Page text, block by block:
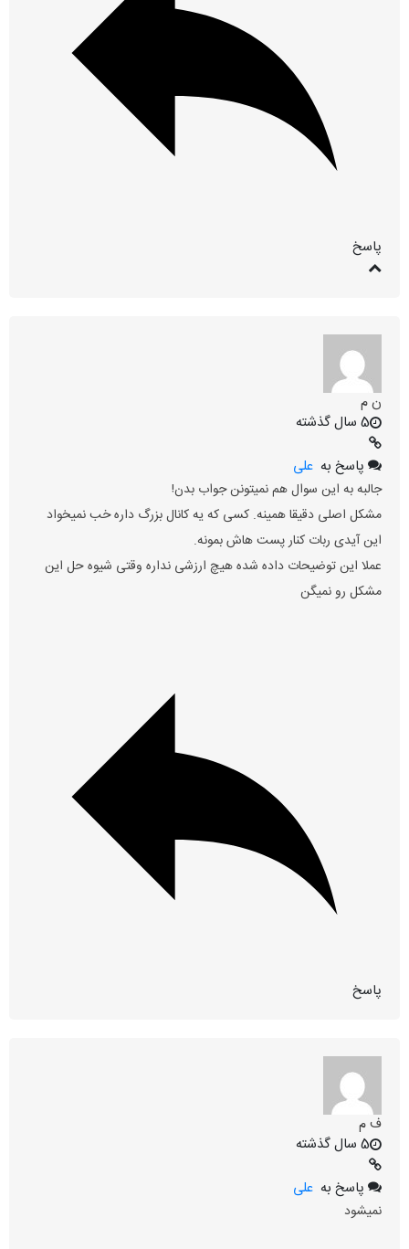
پاسخ
ن م
5 سال گذشته
پاسخ به علی
جالبه به این سوال هم نمیتونن جواب بدن!
مشکل اصلی دقیقا همینه. کسی که یه کانال بزرگ داره خب نمیخواد
این آیدی ربات کنار پست هاش بمونه.
عملا این توضیحات داده شده هیچ ارزشی نداره وقتی شیوه حل این
مشکل رو نمیگن
پاسخ
ف م
5 سال گذشته
پاسخ به علی
نمیشود